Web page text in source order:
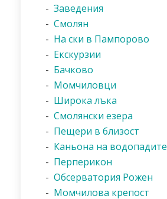
- Заведения
- Смолян
- На ски в Пампорово
- Екскурзии
- Бачково
- Момчиловци
- Широка лъка
- Смолянски езера
- Пещери в близост
- Каньона на водопадите
- Перперикон
- Обсерватория Рожен
- Момчилова крепост